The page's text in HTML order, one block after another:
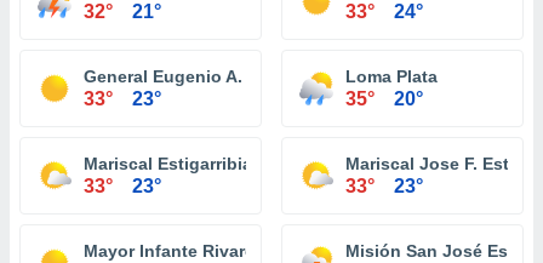
32° 21° 33° 24°
General Eugenio A. Garay
33° 23°
Loma Plata
35° 20°
Mariscal Estigarribia
33° 23°
Mariscal Jose F.
33° 23°
Mayor Infante Rivarola Misión San José Estero